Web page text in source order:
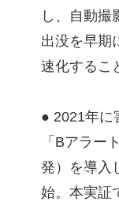
し、自動撮
出没を早期
速化するこ
● 2021年に
「Bアラー
発）を導入
始。本実証